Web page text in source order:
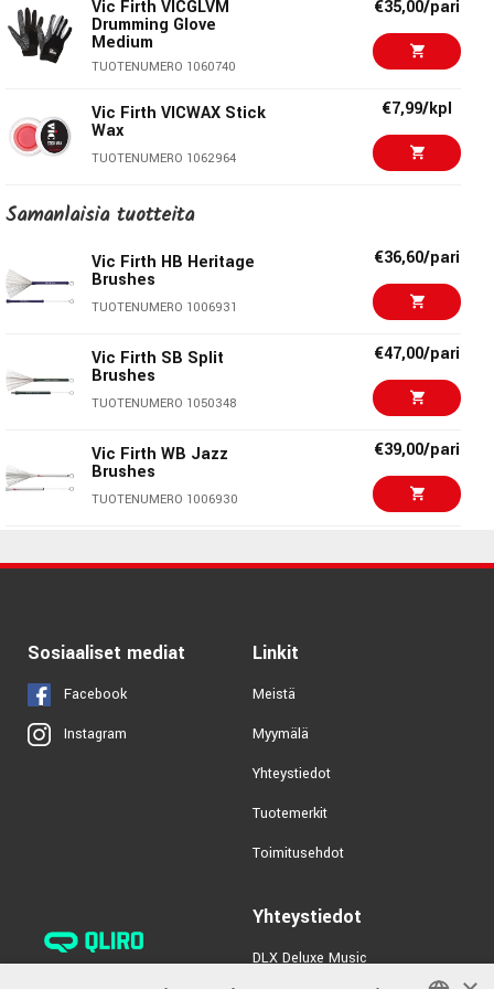
ensimmäistä Vic Firth, Inc-yhiön tuotantomallia.
Vic sanoi, "Se syntyi tarpeesta, ei kuvitelmista tai kyvystäni
Vicin henkilökohtaiseen käyttöön, niistä tuli suosittuja
hänen oppilaidensa keskuudessa ja viimein ne päätyivät
musiikkiliikkeiden valikoimiin.
TUOTENUMERO 1042005
Profile PRCYB Cymbal
bag
€55,00/kpl
Case
€139,00/kpl
Series Value Pack
TUOTENUMERO 1087635
TUOTENUMERO 1053222
Vic Firth VICGLVM
Drumming Glove
Medium
TUOTENUMERO 1060740
€35,00/pari
Vic Firth VICWAX Stick
Wax
TUOTENUMERO 1062964
€7,99/kpl
Samanlaisia ​​tuotteita
Vic Firth HB Heritage
Brushes
TUOTENUMERO 1006931
€36,60/pari
Vic Firth SB Split
Brushes
TUOTENUMERO 1050348
€47,00/pari
Vic Firth WB Jazz
Brushes
TUOTENUMERO 1006930
€39,00/pari
Brushes
Vic Firth SGWB Steve
Gadd Wire Brushes
TUOTENUMERO 1062960
Vic Firth RMWB Russ
Sosiaaliset mediat
Facebook
Instagram
Linkit
Meistä
Myymälä
Yhteystiedot
Tuotemerkit
Toimitusehdot
Yhteystiedot
DLX Deluxe Music
verkkokaupan asiakaspalvelu: